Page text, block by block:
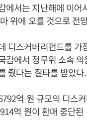
에서는 지난해에 이어
위에 오를 것으로 전
디스커버리펀드를 가
감에서 정무위 소속
줬다는 질타를 받았다.
억 원 규모의 디스
억 원이 환매 중단된